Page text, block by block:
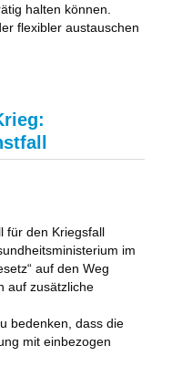
halten können.
flexibler austauschen
für den Kriegsfall
im
auf den Weg
auf zusätzliche
bedenken, dass die
mit einbezogen